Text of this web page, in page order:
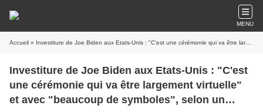
MENU
Accueil » Investiture de Joe Biden aux Etats-Unis : "C'est une cérémonie qui va être largement virtuelle" et avec "beaucoup de symboles", selon un spécialiste
Investiture de Joe Biden aux Etats-Unis : "C'est
une cérémonie qui va être largement virtuelle"
et avec "beaucoup de symboles", selon un